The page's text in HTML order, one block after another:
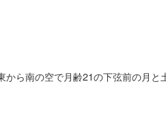
ら南の空で月齢21の下弦前の月と